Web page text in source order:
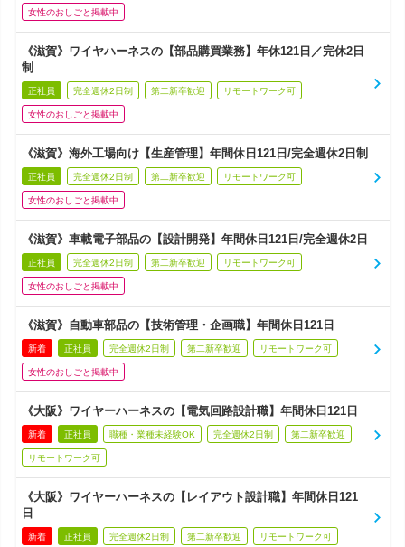
女性のおしごと掲載中
《滋賀》ワイヤハーネスの【部品購買業務】年休121日／完休2日
制
正社員 完全週休2日制 第二新卒歓迎 リモートワーク可
女性のおしごと掲載中
《滋賀》海外工場向け【生産管理】年間休日121日/完全週休2日制
正社員 完全週休2日制 第二新卒歓迎 リモートワーク可
女性のおしごと掲載中
《滋賀》車載電子部品の【設計開発】年間休日121日/完全週休2日
正社員 完全週休2日制 第二新卒歓迎 リモートワーク可
女性のおしごと掲載中
《滋賀》自動車部品の【技術管理・企画職】年間休日121日
新着 正社員 完全週休2日制 第二新卒歓迎 リモートワーク可
女性のおしごと掲載中
《大阪》ワイヤーハーネスの【電気回路設計職】年間休日121日
新着 正社員 職種・業種未経験OK 完全週休2日制 第二新卒歓迎
リモートワーク可
《大阪》ワイヤーハーネスの【レイアウト設計職】年間休日121
日
新着 正社員 完全週休2日制 第二新卒歓迎 リモートワーク可